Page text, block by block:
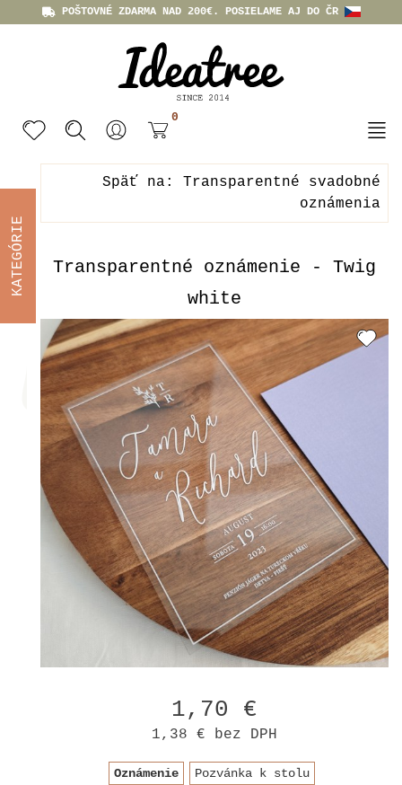
POŠTOVNÉ ZDARMA NAD 200€. POSIELAME AJ DO ČR
0
Späť na: Transparentné svadobné
oznámenia
Transparentné oznámenie - Twig
white
1,70 €
1,38 € bez DPH
Oznámenie Pozvánka k stolu
KATEGÓRIE